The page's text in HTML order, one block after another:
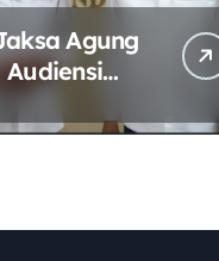
Agung
Audiensi
ESDM,
Sinergi